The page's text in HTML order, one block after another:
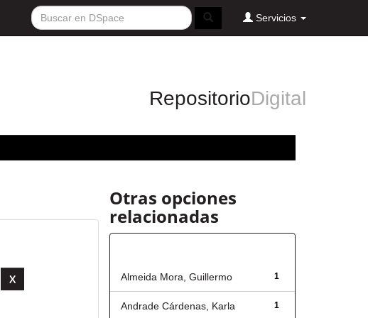
Servicios
RepositorioDigital
Otras opciones
relacionadas
1
Almeida Mora, Guillermo
1
Andrade Cárdenas, Karla